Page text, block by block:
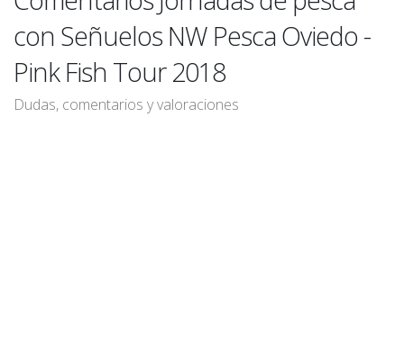
con Señuelos NW Pesca Oviedo -
Pink Fish Tour 2018
Dudas, comentarios y valoraciones